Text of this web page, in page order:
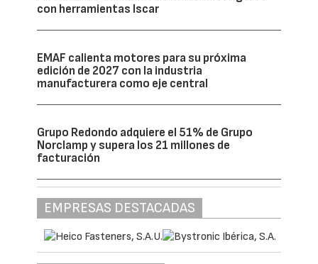
con herramientas Iscar
EMAF calienta motores para su próxima
edición de 2027 con la industria
manufacturera como eje central
Grupo Redondo adquiere el 51% de Grupo
Norclamp y supera los 21 millones de
facturación
EMPRESAS DESTACADAS